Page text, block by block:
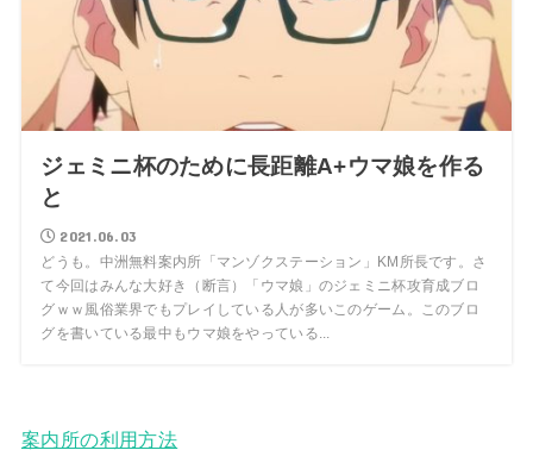
ジェミニ杯のために長距離A+ウマ娘を作る
と
2021.06.03
どうも。中洲無料案内所「マンゾクステーション」KM所長です。さ
て今回はみんな大好き（断言）「ウマ娘」のジェミニ杯攻育成ブロ
グｗｗ風俗業界でもプレイしている人が多いこのゲーム。このブロ
グを書いている最中もウマ娘をやっている...
案内所の利用方法